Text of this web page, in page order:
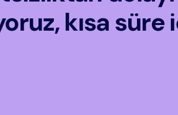
kısa